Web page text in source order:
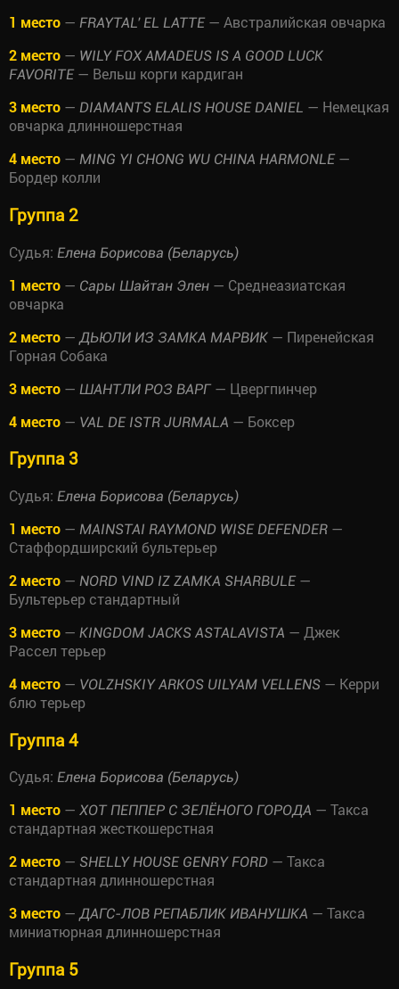
1 место — FRAYTAL' EL LATTE — Австралийская овчарка
2 место — WILY FOX AMADEUS IS A GOOD LUCK
FAVORITE — Вельш корги кардиган
3 место — DIAMANTS ELALIS HOUSE DANIEL — Немецкая
овчарка длинношерстная
4 место — MING YI CHONG WU CHINA HARMONLE —
Бордер колли
Группа 2
Судья: Елена Борисова (Беларусь)
1 место — Сары Шайтан Элен — Среднеазиатская
овчарка
2 место — ДЬЮЛИ ИЗ ЗАМКА МАРВИК — Пиренейская
Горная Собака
3 место — ШАНТЛИ РОЗ ВАРГ — Цвергпинчер
4 место — VAL DE ISTR JURMALA — Боксер
Группа 3
Судья: Елена Борисова (Беларусь)
1 место — MAINSTAI RAYMOND WISE DEFENDER —
Стаффордширский бультерьер
2 место — NORD VIND IZ ZAMKA SHARBULE —
Бультерьер стандартный
3 место — KINGDOM JACKS ASTALAVISTA — Джек
Рассел терьер
4 место — VOLZHSKIY ARKOS UILYAM VELLENS — Керри
блю терьер
Группа 4
Судья: Елена Борисова (Беларусь)
1 место — ХОТ ПЕППЕР С ЗЕЛЁНОГО ГОРОДА — Такса
стандартная жесткошерстная
2 место — SHELLY HOUSE GENRY FORD — Такса
стандартная длинношерстная
3 место — ДАГС-ЛОВ РЕПАБЛИК ИВАНУШКА — Такса
миниатюрная длинношерстная
Группа 5